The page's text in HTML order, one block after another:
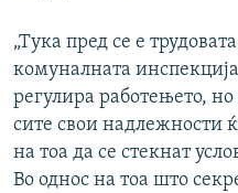
„Тука пред се е
комуналната
регулира работењето,
сите свои надлежности
на тоа да се стекнат
Во однос на тоа што